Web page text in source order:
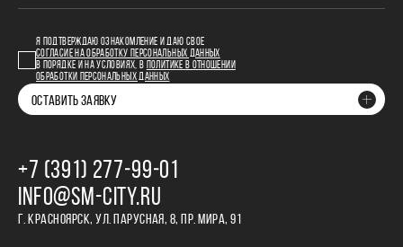
Я ПОДТВЕРЖДАЮ ОЗНАКОМЛЕНИЕ И ДАЮ СВОЕ
СОГЛАСИЕ НА ОБРАБОТКУ ПЕРСОНАЛЬНЫХ ДАННЫХ
В ПОРЯДКЕ И НА УСЛОВИЯХ, В
ПОЛИТИКЕ В ОТНОШЕНИИ
ОБРАБОТКИ ПЕРСОНАЛЬНЫХ ДАННЫХ
ОСТАВИТЬ ЗАЯВКУ
+7 (391) 277‒99‒01
INFO@SM-CITY.RU
Г. КРАСНОЯРСК, УЛ. ПАРУСНАЯ, 8, ПР. МИРА, 91